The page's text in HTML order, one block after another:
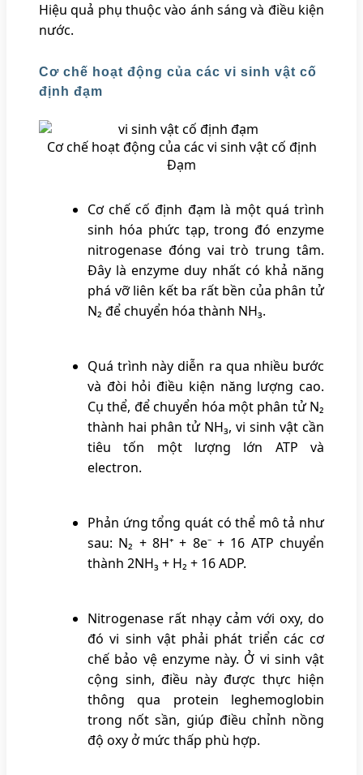
Hiệu quả phụ thuộc vào ánh sáng và điều kiện
nước.
Cơ chế hoạt động của các vi sinh vật cố
định đạm
Cơ chế hoạt động của các vi sinh vật cố định
Đạm
Cơ chế cố định đạm là một quá trình
sinh hóa phức tạp, trong đó enzyme
nitrogenase đóng vai trò trung tâm.
Đây là enzyme duy nhất có khả năng
phá vỡ liên kết ba rất bền của phân tử
N₂ để chuyển hóa thành NH₃.
Quá trình này diễn ra qua nhiều bước
và đòi hỏi điều kiện năng lượng cao.
Cụ thể, để chuyển hóa một phân tử N₂
thành hai phân tử NH₃, vi sinh vật cần
tiêu tốn một lượng lớn ATP và
electron.
Phản ứng tổng quát có thể mô tả như
sau: N₂ + 8H⁺ + 8e⁻ + 16 ATP chuyển
thành 2NH₃ + H₂ + 16 ADP.
Nitrogenase rất nhạy cảm với oxy, do
đó vi sinh vật phải phát triển các cơ
chế bảo vệ enzyme này. Ở vi sinh vật
cộng sinh, điều này được thực hiện
thông qua protein leghemoglobin
trong nốt sần, giúp điều chỉnh nồng
độ oxy ở mức thấp phù hợp.